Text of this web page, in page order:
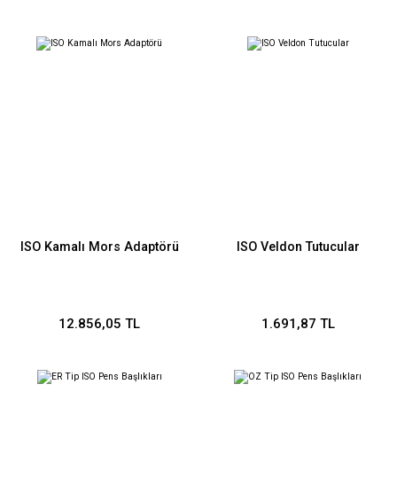
ISO Kamalı Mors Adaptörü
12.856,05 TL
ISO Veldon Tutucular
1.691,87 TL